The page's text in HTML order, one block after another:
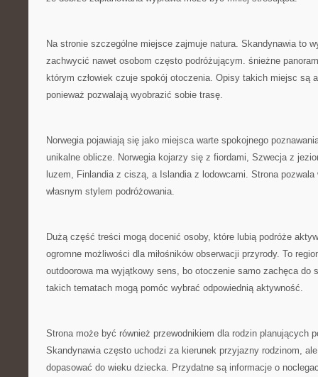
Na stronie szczególne miejsce zajmuje natura. Skandynawia to
zachwycić nawet osobom często podróżującym. śnieżne
którym człowiek czuje spokój otoczenia. Opisy takich miejsc są
ponieważ pozwalają wyobrazić sobie trasę.
Norwegia pojawiają się jako miejsca warte spokojnego
unikalne oblicze. Norwegia kojarzy się z fiordami, Szwecja z
luzem, Finlandia z ciszą, a Islandia z lodowcami. Strona
własnym stylem podróżowania.
Dużą część treści mogą docenić osoby, które lubią podróże
ogromne możliwości dla miłośników obserwacji przyrody. To
outdoorowa ma wyjątkowy sens, bo otoczenie samo zachęca do
takich tematach mogą pomóc wybrać odpowiednią aktywność.
Strona może być również przewodnikiem dla rodzin planujących
Skandynawia często uchodzi za kierunek przyjazny rodzinom,
dopasować do wieku dziecka. Przydatne są informacje o